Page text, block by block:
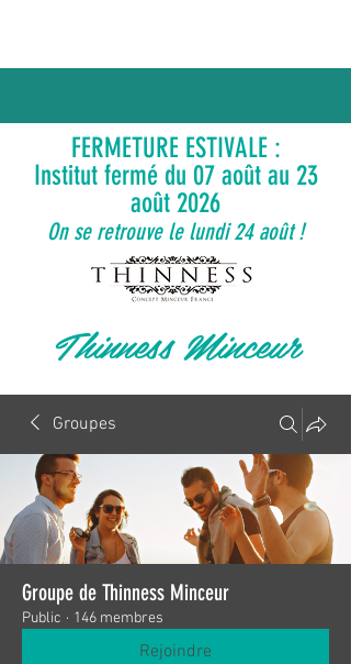
FERMETURE ESTIVALE :
Institut fermé du 07 août au 23
août 2026
On se retrouve le lundi 24 août !
Thinness Minceur
Groupes
Groupe de Thinness Minceur
Public · 146 membres
Rejoindre